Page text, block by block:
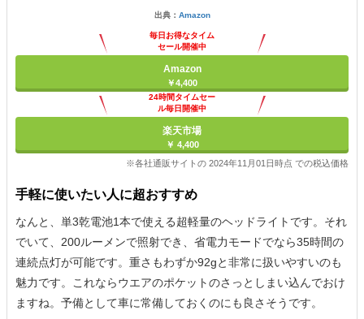
出典： Amazon
毎日お得なタイム
セール開催中
Amazon
￥4,400
24時間タイムセー
ル毎日開催中
楽天市場
￥ 4,400
※各社通販サイトの 2024年11月01日時点 での税込価格
手軽に使いたい人に超おすすめ
なんと、単3乾電池1本で使える超軽量のヘッドライトです。それ
でいて、200ルーメンで照射でき、省電力モードでなら35時間の
連続点灯が可能です。重さもわずか92gと非常に扱いやすいのも
魅力です。これならウエアのポケットのさっとしまい込んでおけ
ますね。予備として車に常備しておくのにも良さそうです。